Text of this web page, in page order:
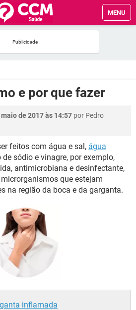
MENU
e por que fazer
maio de 2017 às 14:57 por Pedro
feitos com água e sal, água
de sódio e vinagre, por exemplo,
antimicrobiana e desinfectante,
que estejam
na região da boca e da garganta.
inflamada